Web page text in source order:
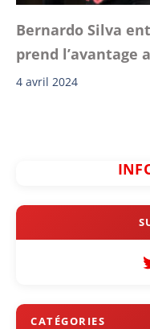
Bernardo Silva
prend l’avantage
4 avril 2024